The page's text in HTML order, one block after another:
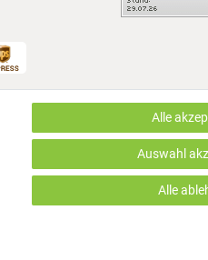
© 2019 PLUS EDV OHG | Alle Rechte
Alle
Auswahl
Alle